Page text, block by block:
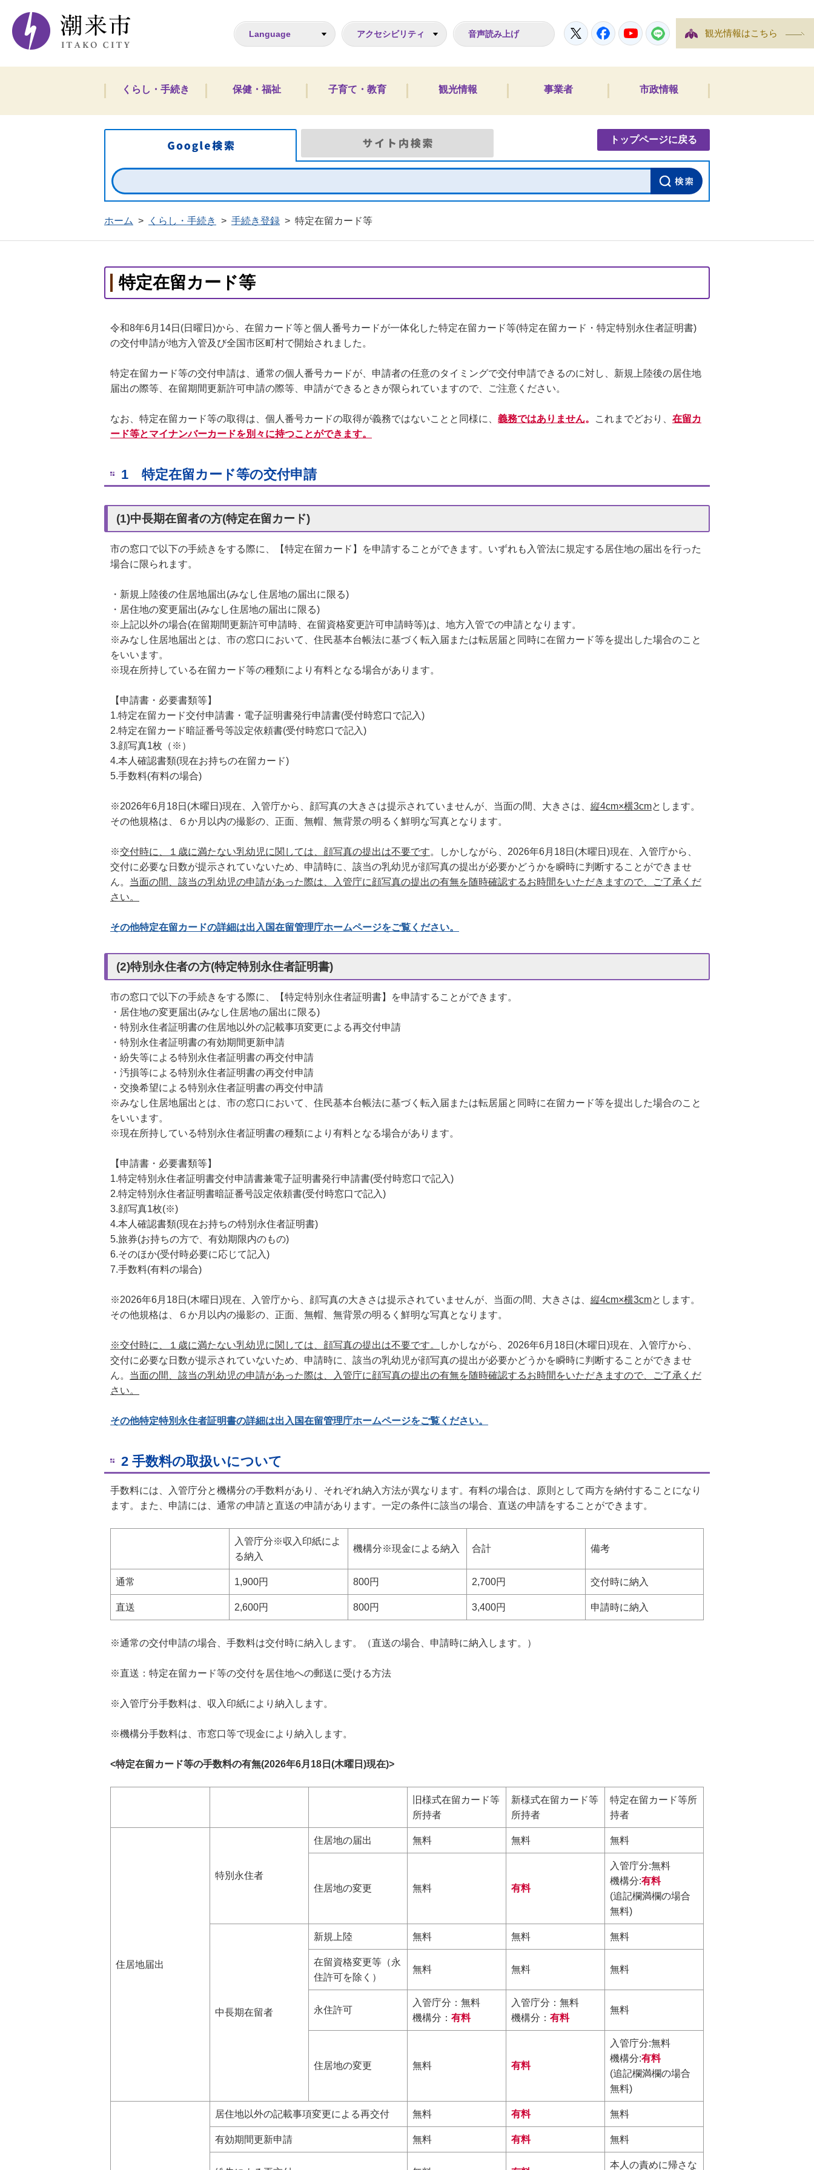
潮来市ホームページ
Language アクセシビリティ 音声読み上げ TwitterFacebookYouTubeLINE 観光情報はこちら
くらし・手続き 保健・福祉 子育て・教育 観光情報 事業者 市政情報
Google検索 トップページに戻る
ホーム > くらし・手続き > 手続き登録 > 特定在留カード等
特定在留カード等
令和8年6月14日(日曜日)から、在留カード等と個人番号カードが一体化した特定在留カード等(特定在留カード・特定特別永住者証明書)
の交付申請が地方入管及び全国市区町村で開始されました。
特定在留カード等の交付申請は、通常の個人番号カードが、申請者の任意のタイミングで交付申請できるのに対し、新規上陸後の居住地
届出の際等、在留期間更新許可申請の際等、申請ができるときが限られていますので、ご注意ください。
なお、特定在留カード等の取得は、個人番号カードの取得が義務ではないことと同様に、 義務ではありません。 これまでどおり、 在留カ
ード等とマイナンバーカードを別々に持つことができます。
1 特定在留カード等の交付申請
(1)中長期在留者の方(特定在留カード)
市の窓口で以下の手続きをする際に、【特定在留カード】を申請することができます。いずれも入管法に規定する居住地の届出を行った
場合に限られます。
・新規上陸後の住居地届出(みなし住居地の届出に限る)
・居住地の変更届出(みなし住居地の届出に限る)
※上記以外の場合(在留期間更新許可申請時、在留資格変更許可申請時等)は、地方入管での申請となります。
※みなし住居地届出とは、市の窓口において、住民基本台帳法に基づく転入届または転居届と同時に在留カード等を提出した場合のこと
をいいます。
※現在所持している在留カード等の種類により有料となる場合があります。
【申請書・必要書類等】
1.特定在留カード交付申請書・電子証明書発行申請書(受付時窓口で記入)
2.特定在留カード暗証番号等設定依頼書(受付時窓口で記入)
3.顔写真1枚（※）
4.本人確認書類(現在お持ちの在留カード)
5.手数料(有料の場合)
※2026年6月18日(木曜日)現在、入管庁から、顔写真の大きさは提示されていませんが、当面の間、大きさは、 縦4cm×横3cmとします。
その他規格は、６か月以内の撮影の、正面、無帽、無背景の明るく鮮明な写真となります。
※交付時に、１歳に満たない乳幼児に関しては、顔写真の提出は不要です。しかしながら、2026年6月18日(木曜日)現在、入管庁から、
交付に必要な日数が提示されていないため、申請時に、該当の乳幼児が顔写真の提出が必要かどうかを瞬時に判断することができませ
ん。 当面の間、該当の乳幼児の申請があった際は、入管庁に顔写真の提出の有無を随時確認するお時間をいただきますので、ご了承くだ
さい。
その他特定在留カードの詳細は出入国在留管理庁ホームページをご覧ください。
(2)特別永住者の方(特定特別永住者証明書)
市の窓口で以下の手続きをする際に、【特定特別永住者証明書】を申請することができます。
・居住地の変更届出(みなし住居地の届出に限る)
・特別永住者証明書の住居地以外の記載事項変更による再交付申請
・特別永住者証明書の有効期間更新申請
・紛失等による特別永住者証明書の再交付申請
・汚損等による特別永住者証明書の再交付申請
・交換希望による特別永住者証明書の再交付申請
※みなし住居地届出とは、市の窓口において、住民基本台帳法に基づく転入届または転居届と同時に在留カード等を提出した場合のこと
をいいます。
※現在所持している特別永住者証明書の種類により有料となる場合があります。
【申請書・必要書類等】
1.特定特別永住者証明書交付申請書兼電子証明書発行申請書(受付時窓口で記入)
2.特定特別永住者証明書暗証番号設定依頼書(受付時窓口で記入)
3.顔写真1枚(※)
4.本人確認書類(現在お持ちの特別永住者証明書)
5.旅券(お持ちの方で、有効期限内のもの)
6.そのほか(受付時必要に応じて記入)
7.手数料(有料の場合)
※2026年6月18日(木曜日)現在、入管庁から、顔写真の大きさは提示されていませんが、当面の間、大きさは、 縦4cm×横3cmとします。
その他規格は、６か月以内の撮影の、正面、無帽、無背景の明るく鮮明な写真となります。
※交付時に、１歳に満たない乳幼児に関しては、顔写真の提出は不要です。
しかしながら、2026年6月18日(木曜日)現在、入管庁から、
交付に必要な日数が提示されていないため、申請時に、該当の乳幼児が顔写真の提出が必要かどうかを瞬時に判断することができませ
ん。 当面の間、該当の乳幼児の申請があった際は、入管庁に顔写真の提出の有無を随時確認するお時間をいただきますので、ご了承くだ
さい。
その他特定特別永住者証明書の詳細は出入国在留管理庁ホームページをご覧ください。
2 手数料の取扱いについて
手数料には、入管庁分と機構分の手数料があり、それぞれ納入方法が異なります。有料の場合は、原則として両方を納付することになり
ます。また、申請には、通常の申請と直送の申請があります。一定の条件に該当の場合、直送の申請をすることができます。
入管庁分※収入印紙によ
る納入
機構分※現金による納入 合計 備考
通常 1,900円 800円 2,700円 交付時に納入
直送 2,600円 800円 3,400円 申請時に納入
※通常の交付申請の場合、手数料は交付時に納入します。（直送の場合、申請時に納入します。）
※直送：特定在留カード等の交付を居住地への郵送に受ける方法
※入管庁分手数料は、収入印紙により納入します。
※機構分手数料は、市窓口等で現金により納入します。
<特定在留カード等の手数料の有無(2026年6月18日(木曜日)現在)>
旧様式在留カード等
所持者
新様式在留カード等
所持者
特定在留カード等所
持者
住居地届出
特別永住者
住居地の届出 無料 無料 無料
住居地の変更 無料 有料
入管庁分:無料
機構分:有料
(追記欄満欄の場合
無料)
中長期在留者
新規上陸 無料 無料 無料
在留資格変更等（永
住許可を除く）
無料 無料 無料
永住許可
入管庁分：無料
機構分： 有料
入管庁分：無料
機構分： 有料
無料
住居地の変更 無料 有料
入管庁分:無料
機構分:有料
(追記欄満欄の場合
無料)
居住地以外の記載事項変更による再交付 無料 有料 無料
有効期間更新申請 無料 有料 無料
本人の責めに帰さな